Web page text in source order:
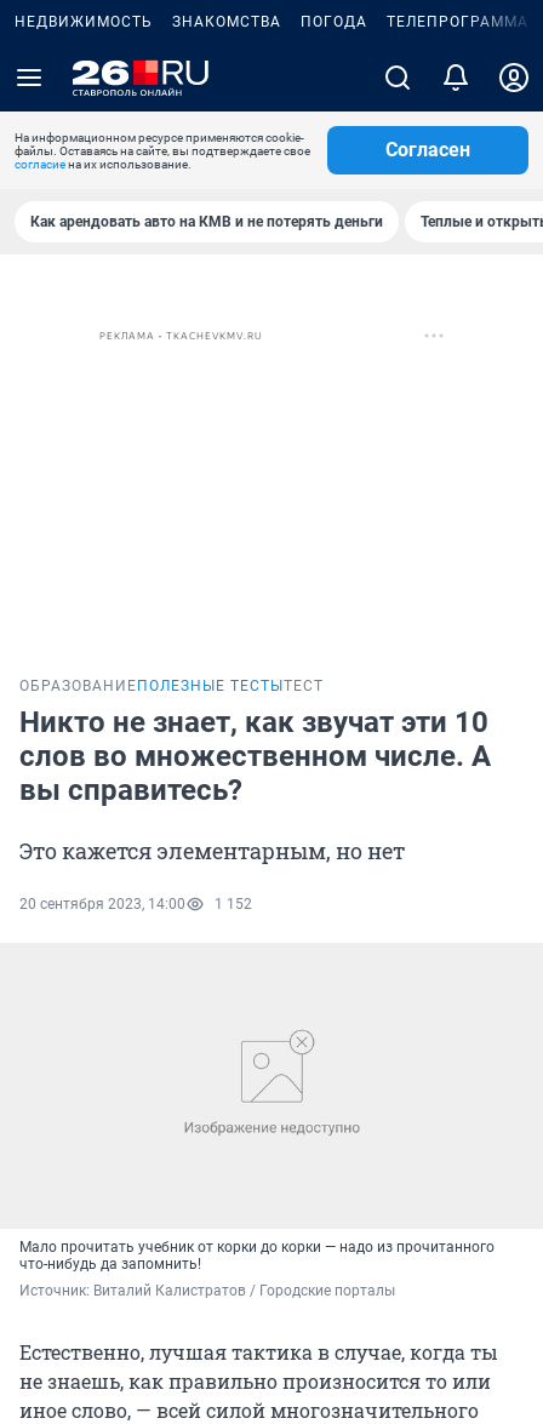
НЕДВИЖИМОСТЬ ЗНАКОМСТВА ПОГОДА ТЕЛЕПРОГРАММА
На информационном ресурсе применяются cookie-
файлы. Оставаясь на сайте, вы подтверждаете свое
согласиена их использование.
Согласен
Как арендовать авто на КМВ и не потерять деньги Теплые и
РЕКЛАМА • TKACHEVKMV.RU
ОБРАЗОВАНИЕ ПОЛЕЗНЫЕ ТЕСТЫ ТЕСТ
Никто не знает, как звучат эти 10
слов во множественном числе. А
вы справитесь?
Это кажется элементарным, но нет
20 сентября 2023, 14:00 1 152
Мало прочитать учебник от корки до корки — надо из прочитанного
что-нибудь да запомнить!
Источник: Виталий Калистратов / Городские порталы
Естественно, лучшая тактика в случае, когда ты
не знаешь, как правильно произносится то или
иное слово, — всей силой многозначительного